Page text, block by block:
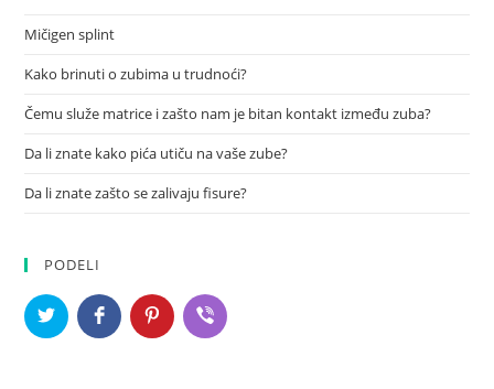
Mičigen splint
Kako brinuti o zubima u trudnoći?
Čemu služe matrice i zašto nam je bitan kontakt između zuba?
Da li znate kako pića utiču na vaše zube?
Da li znate zašto se zalivaju fisure?
PODELI